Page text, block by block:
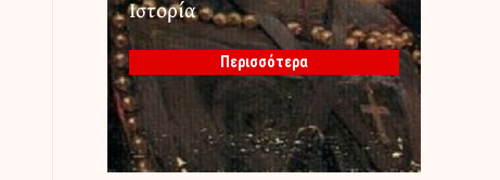
Ιστορία
Περισσότερα